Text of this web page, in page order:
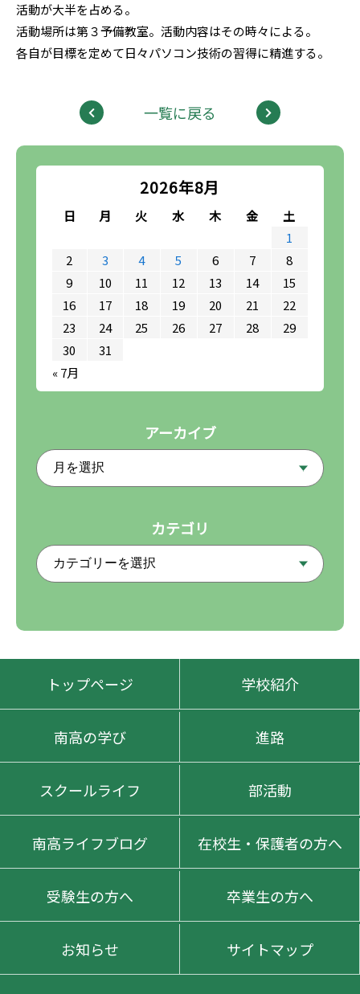
2026年8月
日 月 火 水 木 金
土
1
2
3 4 5 6 7
8
9
10 11 12 13 14
15
16
17 18 19 20 21
22
23
24 25 26 27 28
29
30
31
« 7月
アーカイブ
カテゴリ
活動が大半を占める。
活動場所は第３予備教室。活動内容はその時々による。
各自が目標を定めて日々パソコン技術の習得に精進する。
一覧に戻る
トップページ 学校紹介
南高の学び 進路
スクールライフ 部活動
南高ライフブログ 在校生・保護者の方へ
受験生の方へ 卒業生の方へ
お知らせ サイトマップ